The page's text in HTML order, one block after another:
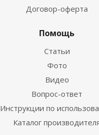
Договор-оферта
Помощь
Статьи
Фото
Видео
Вопрос-ответ
Инструкции по
Каталог